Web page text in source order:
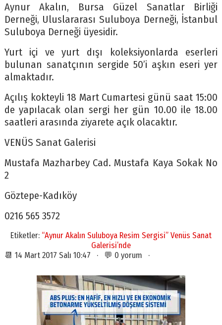
Aynur Akalın, Bursa Güzel Sanatlar Birliği
Derneği, Uluslararası Suluboya Derneği, İstanbul
Suluboya Derneği üyesidir.
Yurt içi ve yurt dışı koleksiyonlarda eserleri
bulunan sanatçının sergide 50’i aşkın eseri yer
almaktadır.
Açılış kokteyli 18 Mart Cumartesi günü saat 15:00
de yapılacak olan sergi her gün 10.00 ile 18.00
saatleri arasında ziyarete açık olacaktır.
VENÜS Sanat Galerisi
Mustafa Mazharbey Cad. Mustafa Kaya Sokak No
2
Göztepe-Kadıköy
0216 565 3572
Etiketler: “Aynur Akalın Suluboya Resim Sergisi” Venüs Sanat
Galerisi’nde
📆 14 Mart 2017 Salı 10:47 · 💬 0 yorum ·